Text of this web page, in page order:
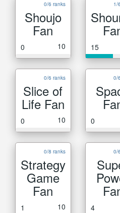
0/6 ranks
Shoujo
Fan
0 10
1/
15
0/6 ranks
Slice of
Life Fan
0 10
0/
0
0/8 ranks
Strategy
Game
Fan
1 10
0/
4